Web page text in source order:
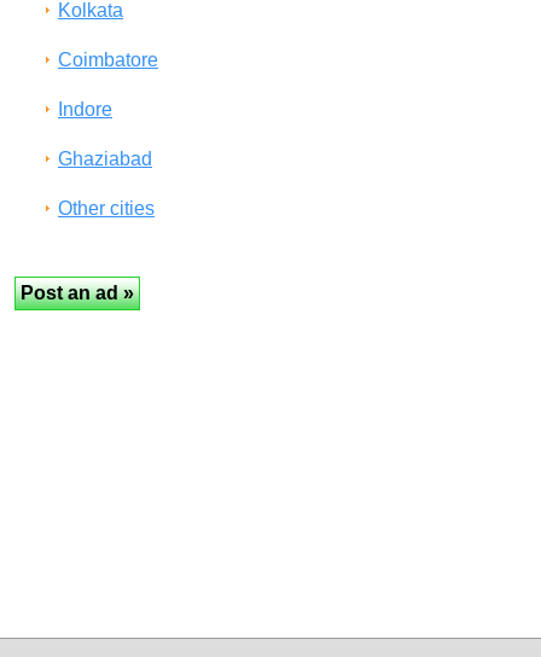
Kolkata
Coimbatore
Indore
Ghaziabad
Other cities